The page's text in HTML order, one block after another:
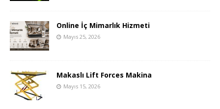
Online İç Mimarlık Hizmeti
Mayıs 25, 2026
Makaslı Lift Forces Makina
Mayıs 15, 2026